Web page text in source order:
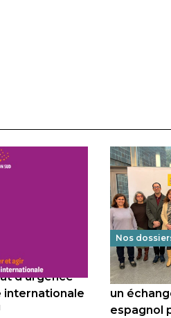
d’urgence
internationale
Nos
Éducation
un
espagnol